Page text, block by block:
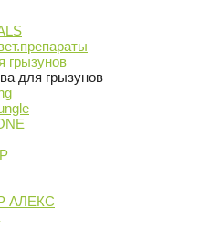
грызунов
для грызунов
АЛЕКС